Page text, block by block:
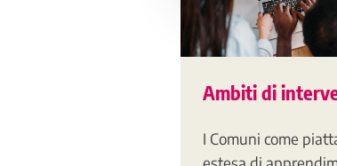
Ambiti di
I Comuni come